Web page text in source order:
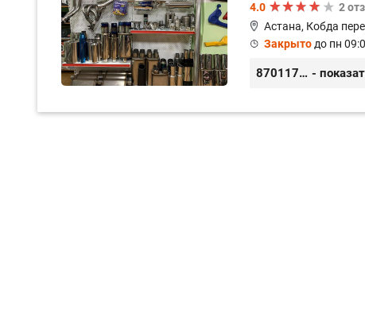
4.0
2
Астана, Кобда
Закрытодо пн
87011754444 -